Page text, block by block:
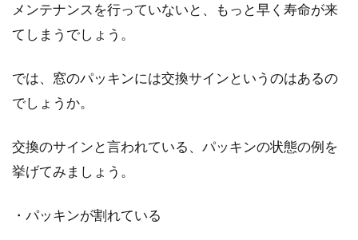
存知でしょうか。「人が移動する道」を意味す
をして...
メンテナンスを行っていないと、もっと早く寿命が来
てしまうでしょう。
では、窓のパッキンには交換サインというのはあるの
でしょうか。
交換のサインと言われている、パッキンの状態の例を
挙げてみましょう。
・パッキンが割れている